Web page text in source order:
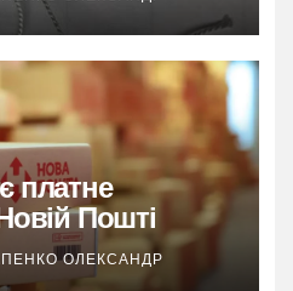
платне
Пошті
ОЛЕКСАНДР